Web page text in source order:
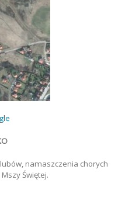
namaszczenia chorych
Świętej.